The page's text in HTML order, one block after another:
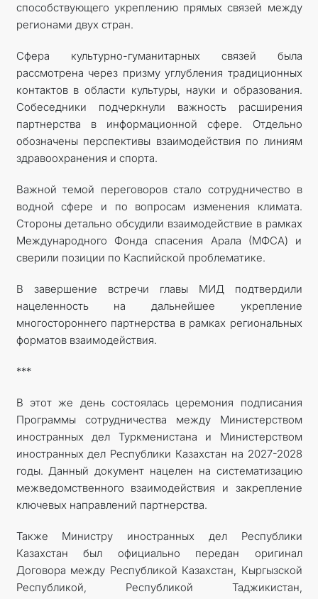
способствующего укреплению прямых связей между
регионами двух стран.
Сфера культурно-гуманитарных связей была
рассмотрена через призму углубления традиционных
контактов в области культуры, науки и образования.
Собеседники подчеркнули важность расширения
партнерства в информационной сфере. Отдельно
обозначены перспективы взаимодействия по линиям
здравоохранения и спорта.
Важной темой переговоров стало сотрудничество в
водной сфере и по вопросам изменения климата.
Стороны детально обсудили взаимодействие в рамках
Международного Фонда спасения Арала (МФСА) и
сверили позиции по Каспийской проблематике.
В завершение встречи главы МИД подтвердили
нацеленность на дальнейшее укрепление
многостороннего партнерства в рамках региональных
форматов взаимодействия.
***
В этот же день состоялась церемония подписания
Программы сотрудничества между Министерством
иностранных дел Туркменистана и Министерством
иностранных дел Республики Казахстан на 2027-2028
годы. Данный документ нацелен на систематизацию
межведомственного взаимодействия и закрепление
ключевых направлений партнерства.
Также Министру иностранных дел Республики
Казахстан был официально передан оригинал
Договора между Республикой Казахстан, Кыргызской
Республикой, Республикой Таджикистан,